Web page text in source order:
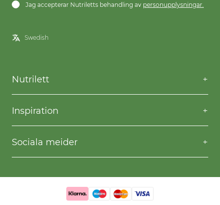
Jag accepterar Nutriletts behandling av personupplysningar.
Nutrilett
Kontakta oss
Frågor & svar
Frakt & returer
Köpvillkor
Inspiration
Willpower
Recept
Gå ner i vikt
Sociala meider
Facebook